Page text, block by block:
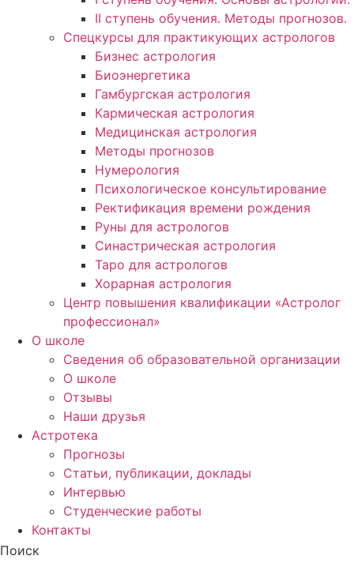
II ступень обучения. Методы прогнозов.
Спецкурсы для практикующих астрологов
Бизнес астрология
Биоэнергетика
Гамбургская астрология
Кармическая астрология
Медицинская астрология
Методы прогнозов
Нумерология
Психологическое консультирование
Ректификация времени рождения
Руны для астрологов
Синастрическая астрология
Таро для астрологов
Хорарная астрология
Центр повышения квалификации «Астролог
профессионал»
О школе
Сведения об образовательной организации
О школе
Отзывы
Наши друзья
Астротека
Прогнозы
Статьи, публикации, доклады
Интервью
Студенческие работы
Контакты
Поиск